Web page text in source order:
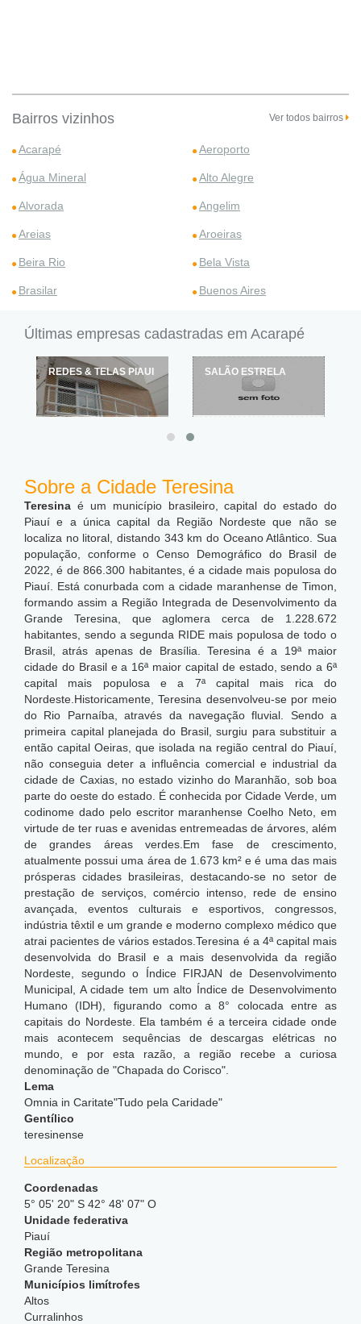
Bairros vizinhos Ver todos bairros
Acarapé Aeroporto
Água Mineral Alto Alegre
Alvorada Angelim
Areias Aroeiras
Beira Rio Bela Vista
Brasilar Buenos Aires
Últimas empresas cadastradas em Acarapé
SALÃO ESTRELA
ARMARINHO MARIA
Sobre a Cidade Teresina
Teresina é um município brasileiro, capital do estado do
Piauí e a única capital da Região Nordeste que não se
localiza no litoral, distando 343 km do Oceano Atlântico. Sua
população, conforme o Censo Demográfico do Brasil de
2022, é de 866.300 habitantes, é a cidade mais populosa do
Piauí. Está conurbada com a cidade maranhense de Timon,
formando assim a Região Integrada de Desenvolvimento da
Grande Teresina, que aglomera cerca de 1.228.672
habitantes, sendo a segunda RIDE mais populosa de todo o
Brasil, atrás apenas de Brasília. Teresina é a 19ª maior
cidade do Brasil e a 16ª maior capital de estado, sendo a 6ª
capital mais populosa e a 7ª capital mais rica do
Nordeste. Historicamente, Teresina desenvolveu-se por meio
do Rio Parnaíba, através da navegação fluvial. Sendo a
primeira capital planejada do Brasil, surgiu para substituir a
então capital Oeiras, que isolada na região central do Piauí,
não conseguia deter a influência comercial e industrial da
cidade de Caxias, no estado vizinho do Maranhão, sob boa
parte do oeste do estado. É conhecida por Cidade Verde, um
codinome dado pelo escritor maranhense Coelho Neto, em
virtude de ter ruas e avenidas entremeadas de árvores, além
de grandes áreas verdes.Em fase de crescimento,
atualmente possui uma área de 1.673 km² e é uma das mais
prósperas cidades brasileiras, destacando-se no setor de
prestação de serviços, comércio intenso, rede de ensino
avançada, eventos culturais e esportivos, congressos,
indústria têxtil e um grande e moderno complexo médico que
atrai pacientes de vários estados.Teresina é a 4ª capital mais
desenvolvida do Brasil e a mais desenvolvida da região
Nordeste, segundo o Índice FIRJAN de Desenvolvimento
Municipal, A cidade tem um alto Índice de Desenvolvimento
Humano (IDH), figurando como a 8° colocada entre as
capitais do Nordeste. Ela também é a terceira cidade onde
mais acontecem sequências de descargas elétricas no
mundo,
e por esta razão, a região recebe a curiosa
denominação de "Chapada do Corisco".
Lema
Omnia in Caritate"Tudo pela Caridade"
Gentílico
teresinense
Localização
Coordenadas
5° 05' 20" S 42° 48' 07" O
Unidade federativa
Piauí
Região metropolitana
Grande Teresina
Municípios limítrofes
Altos
Curralinhos